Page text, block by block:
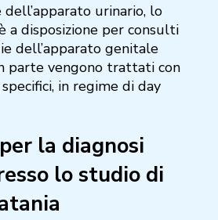
urinario, lo
a disposizione per consulti
dell’apparato genitale
parte vengono trattati con
in regime di day
la diagnosi
lo studio di